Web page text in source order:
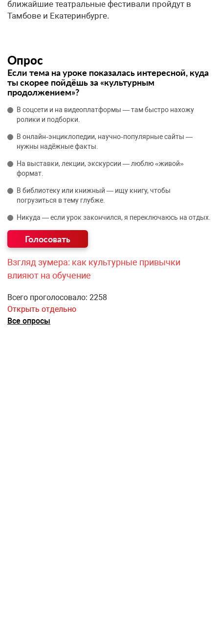
ближайшие театральные фестивали пройдут в
Тамбове и Екатеринбурге.
Опрос
Если тема на уроке показалась интересной, куда
ты скорее пойдёшь за «культурным
продолжением»?
В соцсети и на видеоплатформы — там быстро нахожу
ролики и подборки.
В онлайн‑энциклопедии, научно‑популярные сайты —
нужны надёжные факты.
На выставки, лекции, экскурсии — люблю «живой»
формат.
В библиотеку или книжный — ищу книгу, чтобы
погрузиться в тему глубже.
Никуда — если урок закончился, я переключаюсь на отдых.
Взгляд зумера: как культурные привычки
влияют на обучение
Всего проголосовало: 2258
Открыть отдельно
Все опросы